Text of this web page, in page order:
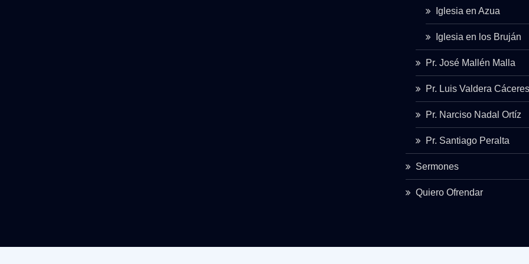
Iglesia en Azua
Iglesia en los Bruján
Pr. José Mallén Malla
Pr. Luis Valdera Cáceres
Pr. Narciso Nadal Ortíz
Pr. Santiago Peralta
Sermones
Quiero Ofrendar